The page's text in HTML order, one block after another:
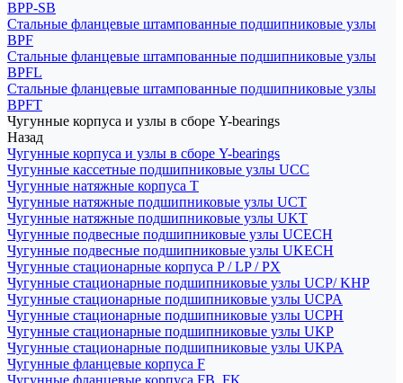
BPP-SB
Стальные фланцевые штампованные подшипниковые узлы
BPF
Стальные фланцевые штампованные подшипниковые узлы
BPFL
Стальные фланцевые штампованные подшипниковые узлы
BPFT
Чугунные корпуса и узлы в сборе Y-bearings
Назад
Чугунные корпуса и узлы в сборе Y-bearings
Чугунные кассетные подшипниковые узлы UCC
Чугунные натяжные корпуса T
Чугунные натяжные подшипниковые узлы UCT
Чугунные натяжные подшипниковые узлы UKT
Чугунные подвесные подшипниковые узлы UCECH
Чугунные подвесные подшипниковые узлы UKECH
Чугунные стационарные корпуса P / LP / PX
Чугунные стационарные подшипниковые узлы UCP/ KHP
Чугунные стационарные подшипниковые узлы UCPA
Чугунные стационарные подшипниковые узлы UCPH
Чугунные стационарные подшипниковые узлы UKP
Чугунные стационарные подшипниковые узлы UKPA
Чугунные фланцевые корпуса F
Чугунные фланцевые корпуса FB, FK